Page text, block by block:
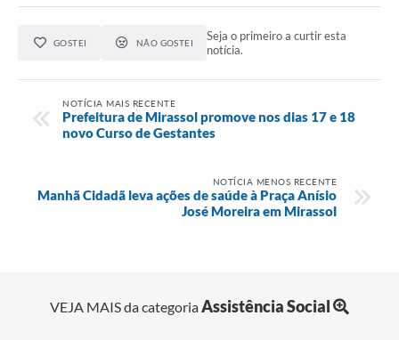
GOSTEI NÃO GOSTEI
Seja o primeiro a curtir esta
notícia.
NOTÍCIA MAIS RECENTE
Prefeitura de Mirassol promove nos dias 17 e 18
novo Curso de Gestantes
NOTÍCIA MENOS RECENTE
Manhã Cidadã leva ações de saúde à Praça Anísio
José Moreira em Mirassol
VEJA MAIS da categoriaAssistência Social